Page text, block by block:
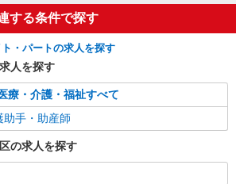
東京都北区
詳細を見る
する条件で探す
・パートの求人を探す
人を探す
療・介護・福祉すべて
助手・助産師
の求人を探す